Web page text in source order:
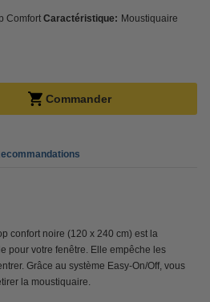
Comfort Caractéristique: Moustiquaire
Commander
confort noire (120 x 240 cm) est la
pour votre fenêtre. Elle empêche les
Grâce au système Easy-On/Off, vous
la moustiquaire.